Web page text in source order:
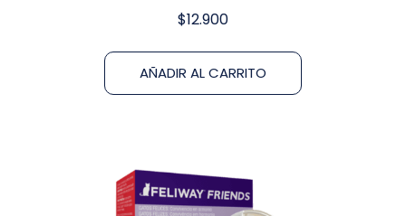
$12.900
AÑADIR AL CARRITO